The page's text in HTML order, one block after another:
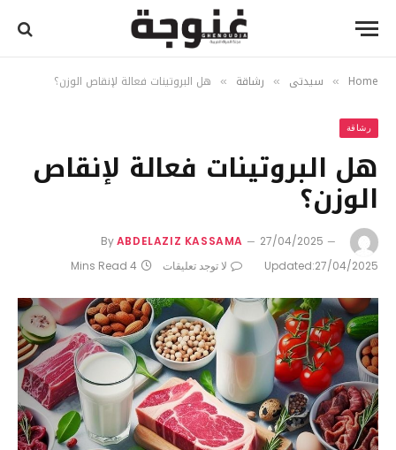
Home
» سيدتي » رشاقة » هل البروتينات فعالة لإنقاص الوزن؟
رشاقة
هل البروتينات فعالة لإنقاص
الوزن؟
ByABDELAZIZ KASSAMA
27/04/2025
Updated:27/04/2025 لا توجد تعليقات 4 Mins Read